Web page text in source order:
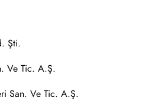
Şti.
Ve Tic. A.Ş.
San. Ve Tic. A.Ş.